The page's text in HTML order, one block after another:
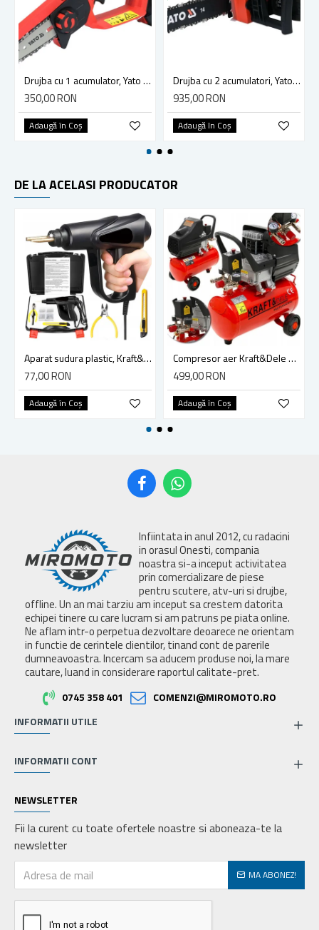
Drujba cu 1 acumulator, Yato YT-828135, Li-Ion, 18 V, 2 Ah, 10 cm, 4.8 m/s
350,00 RON
Adaugă în Coş
Drujba cu 2 acumulatori, Yato YT-82812, Li-Ion, 18 V, 2 Ah, 36 cm, 8.5 m/s
935,00 RON
Adaugă în Coş
DE LA ACELASI PRODUCATOR
Aparat sudura plastic, Kraft&Dele KD865, 120 W, extra accesorii incluse
77,00 RON
Adaugă în Coş
Compresor aer Kraft&Dele KD400, 24L, 3.8CP, 8Bar, 205/min, profesional
499,00 RON
Adaugă în Coş
Infiintata in anul 2012, cu radacini
in orasul Onesti, compania
noastra si-a inceput activitatea
prin comercializare de piese
pentru scutere, atv-uri si drujbe,
offline. Un an mai tarziu am inceput sa crestem datorita
echipei tinere cu care lucram si am patruns pe piata online.
Ne aflam intr-o perpetua dezvoltare deoarece ne orientam
in functie de cerintele clientilor, tinand cont de parerile
dumneavoastra. Incercam sa aducem produse noi, la mare
cautare, luand in considerare raportul calitate-pret.
0745 358 401
COMENZI@MIROMOTO.RO
INFORMATII UTILE
INFORMATII CONT
NEWSLETTER
Fii la curent cu toate ofertele noastre si aboneaza-te la
newsletter
MA ABONEZ!